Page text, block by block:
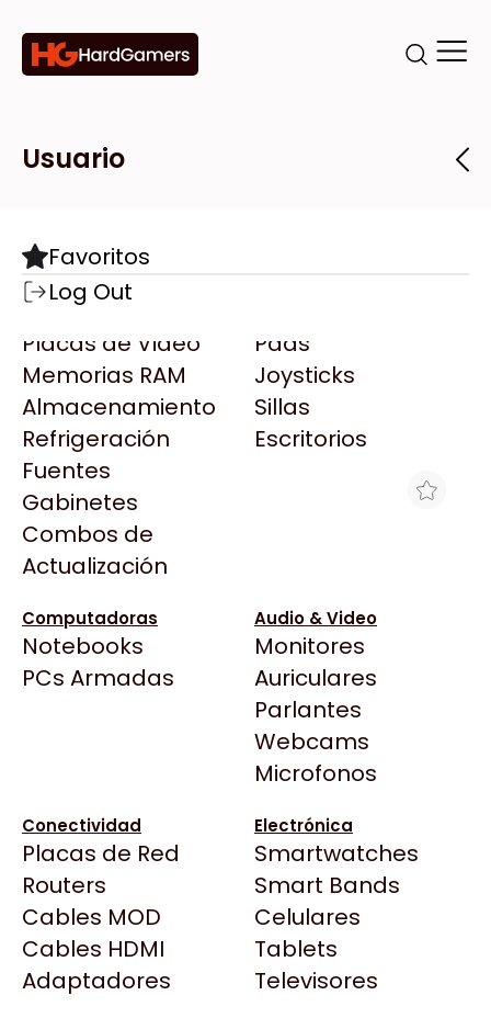
Categorías
Componentes
Motherboards
Microprocesadores
Placas de Video
Memorias RAM
Almacenamiento
Refrigeración
Fuentes
Gabinetes
Combos de
Actualización
Pads
Joysticks
Sillas
Escritorios
Computadoras
Notebooks
PCs Armadas
Audio & Video
Monitores
Auriculares
Parlantes
Webcams
Microfonos
Conectividad
Placas de Red
Routers
Cables MOD
Cables HDMI
Adaptadores
Electrónica
Smartwatches
Smart Bands
Celulares
Tablets
Televisores
Marcas
Todas las Marcas
AMD
AULA
Acer
Adata
AeroCool
Antec
Arkham
Asrock
BenQ
CX
Cooler Master
Deepcool
Dell
EVGA
Gamemax
Genesis
Genius
Tiendas
Destacadas
Todas las Tiendas
Click Gaming
Compufan Store
Dinobyte
Full H4rd
Gaming City
Gezatek
Usuario
Favoritos
Log Out
MEMORIA RAM MERX 8GB DDR3
UDIMM 1600MHZ 1.5V
$31.596
Ver producto en la página de Gaming Point